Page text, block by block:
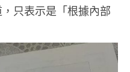
只表示是「根據內部